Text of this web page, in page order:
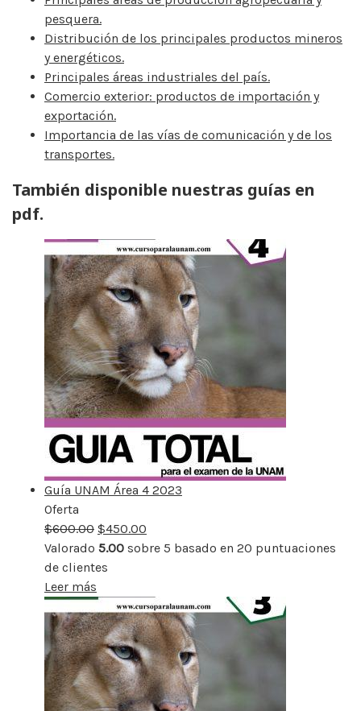
pesquera.
Distribución de los principales productos mineros
y energéticos.
Principales áreas industriales del país.
Comercio exterior: productos de importación y
exportación.
Importancia de las vías de comunicación y de los
transportes.
También disponible nuestras guías en
pdf.
Guía UNAM Área 4 2023
Oferta
rebajado
$600.00 $450.00
Valorado 5.00 sobre 5 basado en 20 puntuaciones
de clientes
Leer más